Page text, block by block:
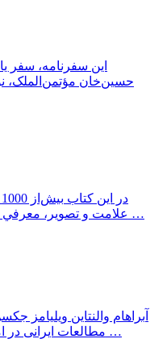
این سفرنامه، سفر
حسین‌خان مؤتمن‌الملک،
علامت و تصوير، معرفي شده‌اند. دسته‌بندي گياهان براساس …
مطالعات ایرانی در امریکا بود که از او به عنوان نخستین …